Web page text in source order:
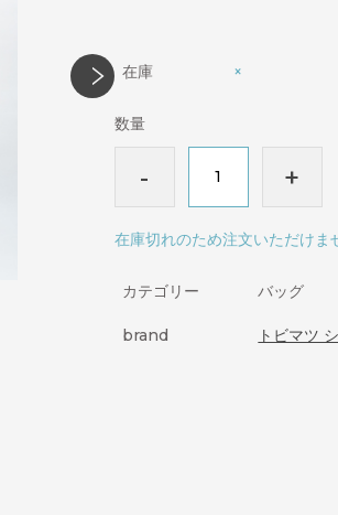
在庫 ×
数量
- +
在庫切れのため注文いただけま
カテゴリー バッグ
brand トビマツ